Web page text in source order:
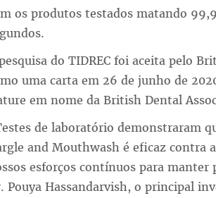
os produtos testados matando
do TIDREC foi aceita pelo
uma carta em 26 de junho de
em nome da British Dental
de laboratório demonstraram
and Mouthwash é eficaz contra
esforços contínuos para manter
Pouya Hassandarvish, o principal